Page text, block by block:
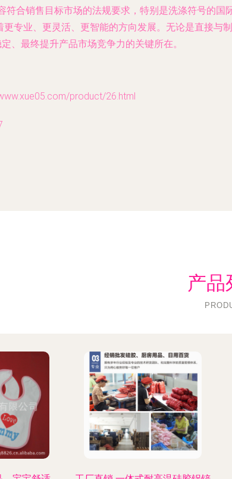
符合销售目标市场的法规要求，特别是洗涤符号的国
专业、更灵活、更智能的方向发展。无论是直接
、最终提升产品市场竞争力的关键所在。
product/26.html
产品